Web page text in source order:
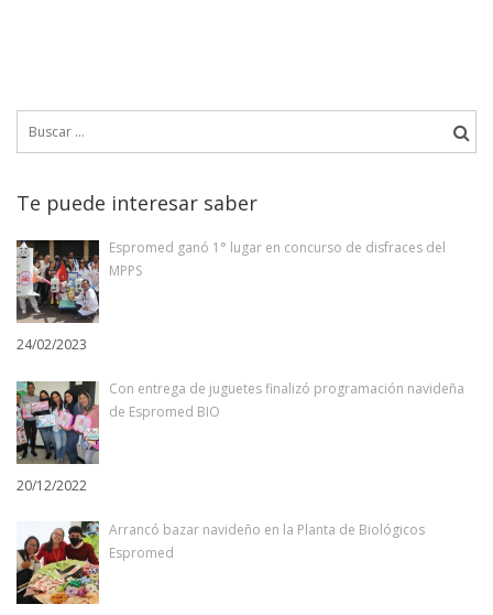
Buscar:
Te puede interesar saber
Espromed ganó 1° lugar en concurso de disfraces del
MPPS
24/02/2023
Con entrega de juguetes finalizó programación navideña
de Espromed BIO
20/12/2022
Arrancó bazar navideño en la Planta de Biológicos
Espromed